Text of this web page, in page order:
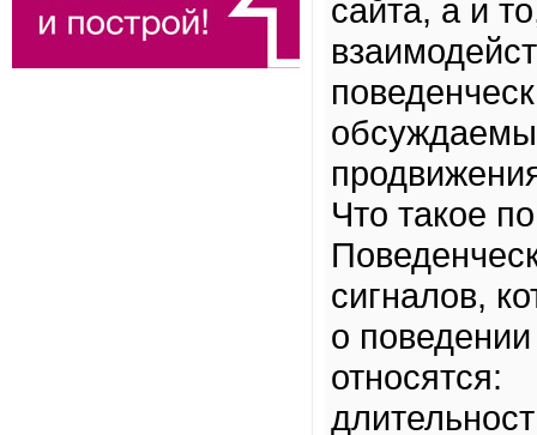
сайта, а и
Что такое
сигналов,
о
относятся: